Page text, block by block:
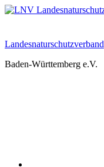
Zum
Landesnaturschutzverband
Baden-Württemberg e.V.